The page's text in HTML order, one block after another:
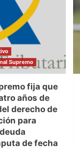
Supremo
fija que
años de
derecho de
para
de fecha